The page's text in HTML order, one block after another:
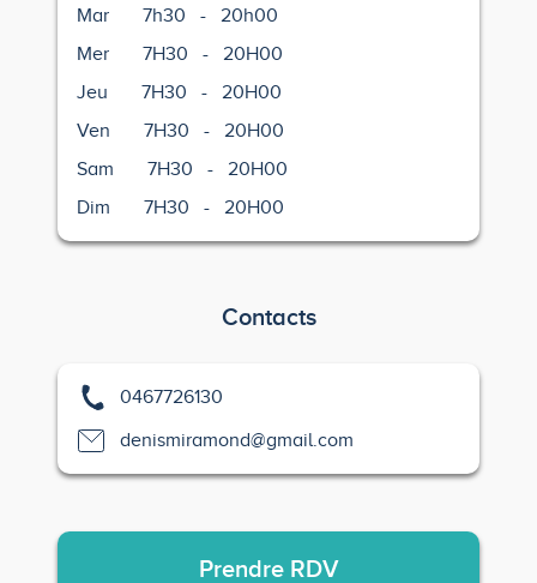
Mar
7h30 -
20h00
Mer
7H30 -
20H00
Jeu
7H30 -
20H00
Ven
7H30 -
20H00
Sam
7H30 -
20H00
Dim
7H30 - 20H00
Contacts
0467726130
denismiramond@gmail.com
Prendre RDV